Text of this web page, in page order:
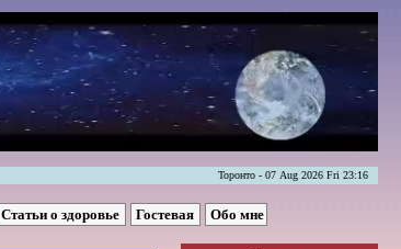
Торонто - 07 Aug 2026 Fri 23:16
Статьи о здоровье Гостевая Обо мне